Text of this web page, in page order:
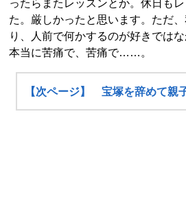
ったらまたレッスンとか。休日も
た。厳しかったと思います。ただ
り、人前で何かするのが好きでは
本当に苦痛で、苦痛で……。
【次ページ】 宝塚を辞めて親